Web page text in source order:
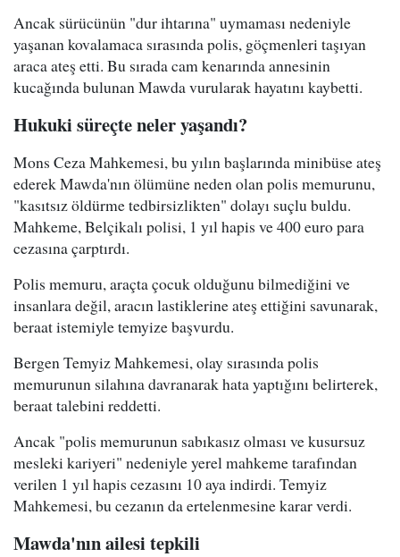
Ancak sürücünün "dur ihtarına" uymaması nedeniyle
yaşanan kovalamaca sırasında polis, göçmenleri taşıyan
araca ateş etti. Bu sırada cam kenarında annesinin
kucağında bulunan Mawda vurularak hayatını kaybetti.
Hukuki süreçte neler yaşandı?
Mons Ceza Mahkemesi, bu yılın başlarında minibüse ateş
ederek Mawda'nın ölümüne neden olan polis memurunu,
"kasıtsız öldürme tedbirsizlikten" dolayı suçlu buldu.
Mahkeme, Belçikalı polisi, 1 yıl hapis ve 400 euro para
cezasına çarptırdı.
Polis memuru, araçta çocuk olduğunu bilmediğini ve
insanlara değil, aracın lastiklerine ateş ettiğini savunarak,
beraat istemiyle temyize başvurdu.
Bergen Temyiz Mahkemesi, olay sırasında polis
memurunun silahına davranarak hata yaptığını belirterek,
beraat talebini reddetti.
Ancak "polis memurunun sabıkasız olması ve kusursuz
mesleki kariyeri" nedeniyle yerel mahkeme tarafından
verilen 1 yıl hapis cezasını 10 aya indirdi. Temyiz
Mahkemesi, bu cezanın da ertelenmesine karar verdi.
Mawda'nın ailesi tepkili